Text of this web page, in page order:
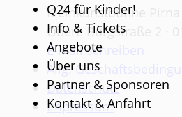
Q24 für Kinder!
Info & Tickets
Angebote
Über uns
Partner & Sponsoren
Kontakt & Anfahrt
Kleinkunstbühne Pirna
Obere Burgstraße 2 ·
E-Mail schreiben
Allg.
Datenschutz
Impressum